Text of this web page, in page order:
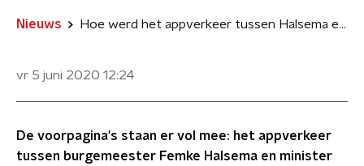
Nieuws Hoe werd het appverkeer tussen Halsema en Grapperhaus zo snel openbaar?
vr 5 juni 2020 12:24
De voorpagina's staan er vol mee: het appverkeer
tussen burgemeester Femke Halsema en minister